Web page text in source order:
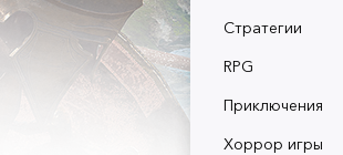
Стратегии
RPG
Приключения
Хоррор игры